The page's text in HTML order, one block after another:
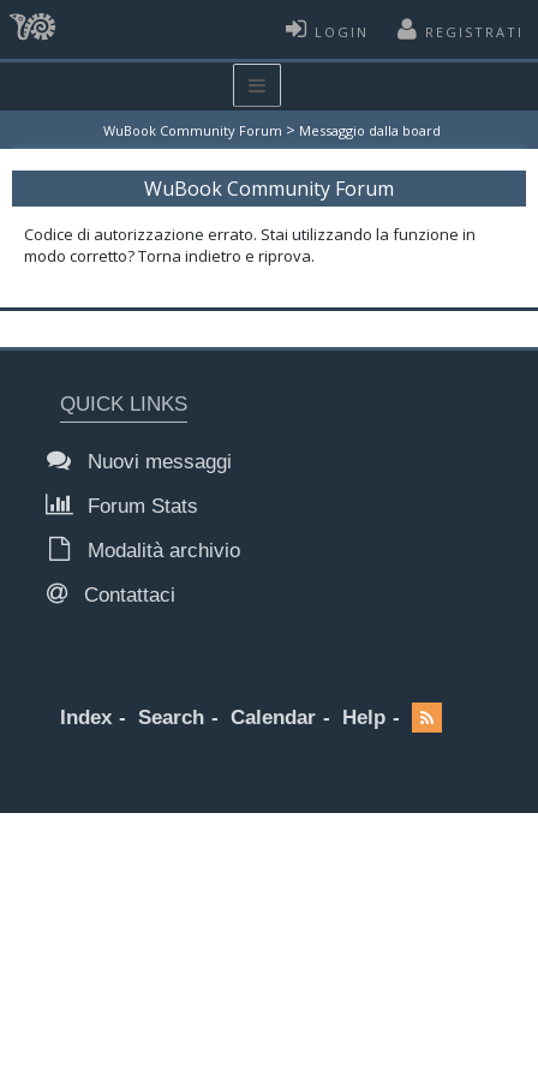
LOGIN REGISTRATI
WuBook Community Forum > Messaggio dalla board
WuBook Community Forum
Codice di autorizzazione errato. Stai utilizzando la funzione in
modo corretto? Torna indietro e riprova.
QUICK LINKS
Nuovi messaggi
Forum Stats
Modalità archivio
Contattaci
Index Search Calendar Help